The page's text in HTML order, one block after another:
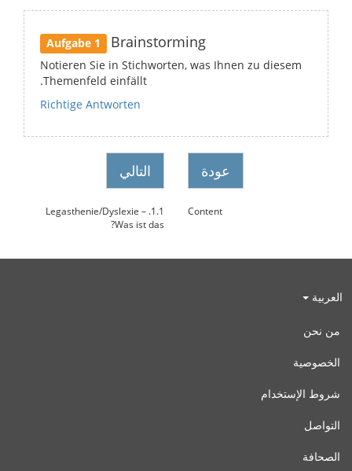
Aufgabe 1 Brainstorming
Notieren Sie in Stichworten, was Ihnen zu diesem
Themenfeld einfällt.
Richtige Antworten
عودة
Content
التالي
1.1. Legasthenie/Dyslexie –
Was ist das?
العربية
من نحن
الخصوصية
شروط الإستخدام
التواصل
الصحافة